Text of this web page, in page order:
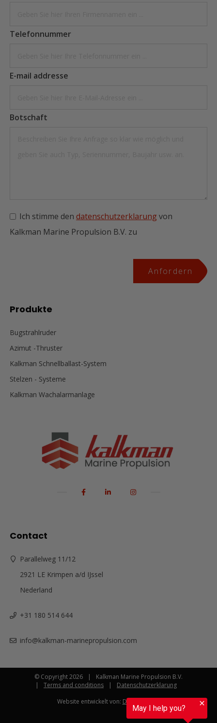
Telefonnummer
E-mail addresse
Botschaft
Ich stimme den datenschutzerklarung von
Kalkman Marine Propulsion B.V. zu
Anfordern
Produkte
Bugstrahlruder
Azimut -Thruster
Kalkman Schnellballast-System
Stelzen - Systeme
Kalkman Wachalarmanlage
Contact
Parallelweg 11/12
2921 LE Krimpen a/d IJssel
Nederland
+31 180 514 644
info@kalkman-marinepropulsion.com
© Copyright 2026
Kalkman Marine Propulsion B.V.
Terms and conditions
Datenschutzerklarung
Website entwickelt von: Digital Impact